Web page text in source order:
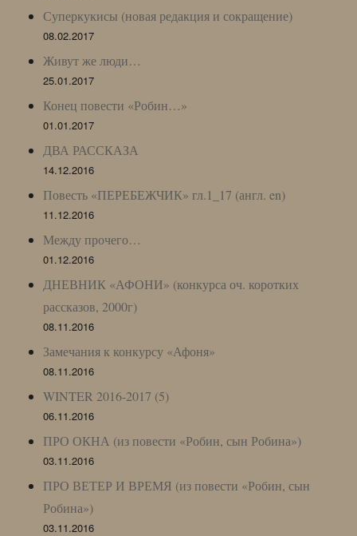
Суперкукисы (новая редакция и сокращение)
08.02.2017
Живут же люди…
25.01.2017
Конец повести «Робин…»
01.01.2017
ДВА РАССКАЗА
14.12.2016
Повесть «ПЕРЕБЕЖЧИК» гл.1_17 (англ. en)
11.12.2016
Между прочего…
01.12.2016
ДНЕВНИК «АФОНИ» (конкурса оч. коротких
рассказов, 2000г)
08.11.2016
Замечания к конкурсу «Афоня»
08.11.2016
WINTER 2016-2017 (5)
06.11.2016
ПРО ОКНА (из повести «Робин, сын Робина»)
03.11.2016
ПРО ВЕТЕР И ВРЕМЯ (из повести «Робин, сын
Робина»)
03.11.2016